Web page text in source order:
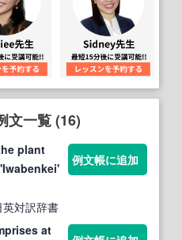
文一覧 (16)
plant
対訳辞書
例文帳に追加
at